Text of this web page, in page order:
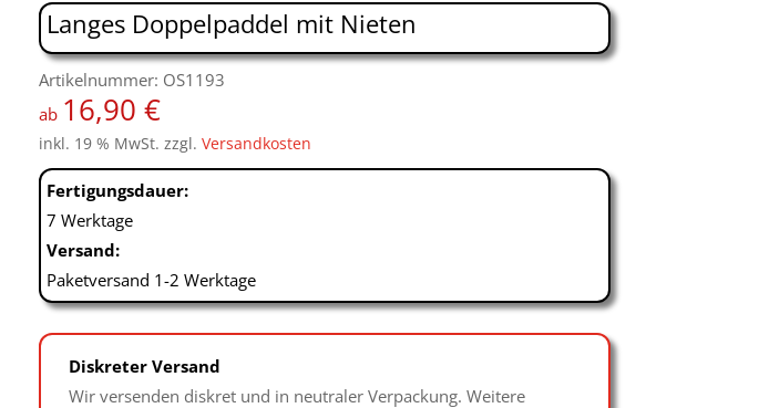
Langes Doppelpaddel mit Nieten
Artikelnummer: OS1193
ab 16,90 €
inkl. 19 % MwSt. zzgl. Versandkosten
Fertigungsdauer:
7 Werktage
Versand:
Paketversand 1-2 Werktage
Diskreter Versand
Wir versenden diskret und in neutraler Verpackung. Weitere